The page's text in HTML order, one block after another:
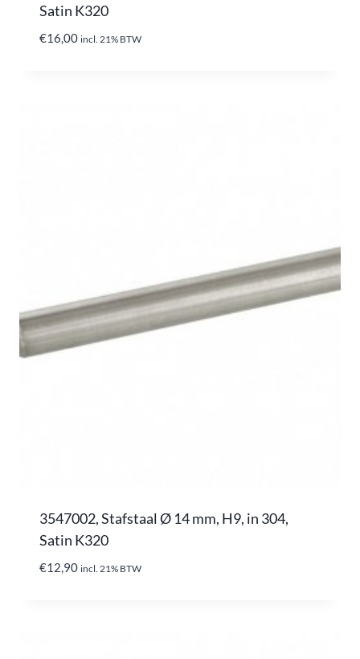
Satin K320
€16,00 incl. 21% BTW
3547002, Stafstaal Ø 14 mm, H9, in 304,
Satin K320
€12,90 incl. 21% BTW